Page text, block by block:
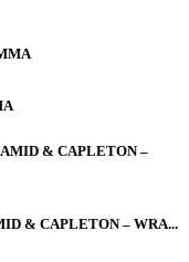
& CAPLETON – WRA...